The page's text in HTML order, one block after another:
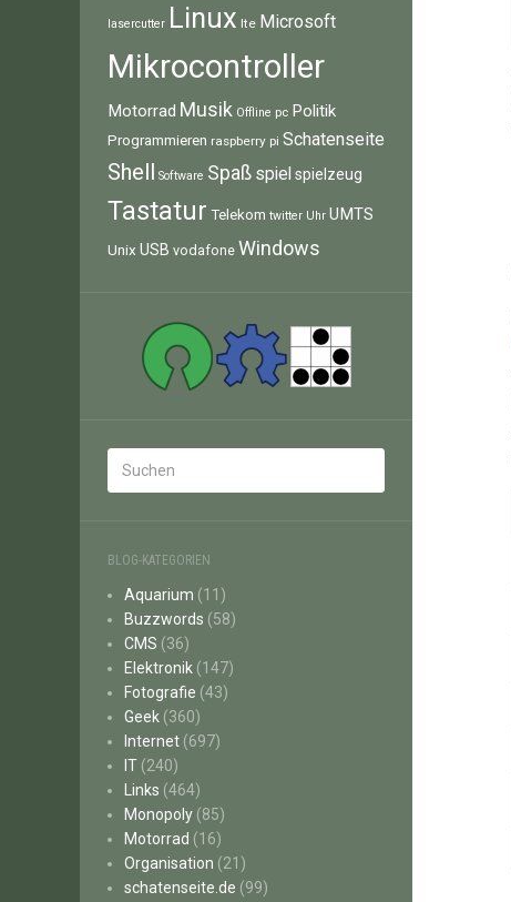
lasercutter Linux lte Microsoft
Mikrocontroller
Motorrad Musik Offline pc Politik
Programmieren raspberry pi Schatenseite
Shell Software Spaß spiel spielzeug
Tastatur Telekom twitter Uhr UMTS
Unix USB vodafone Windows
BLOG-KATEGORIEN
Aquarium (11)
Buzzwords (58)
CMS (36)
Elektronik (147)
Fotografie (43)
Geek (360)
Internet (697)
IT (240)
Links (464)
Monopoly (85)
Motorrad (16)
Organisation (21)
schatenseite.de (99)